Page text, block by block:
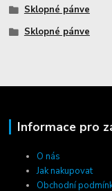
Sklopné pánve
Sklopné pánve
Informace pro
O nás
Jak nakupovat
Obchodní